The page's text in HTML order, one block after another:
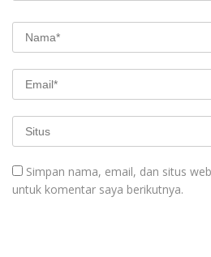
Simpan nama, email, dan situs
untuk komentar saya berikutnya.